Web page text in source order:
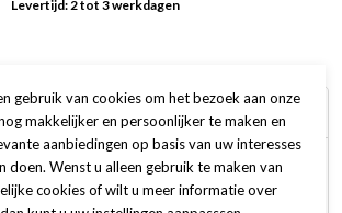
Levertijd: 2 tot 3 werkdagen
Specificaties
natuurlijke hondensnack van onderhuids
runderhuid. Glutenvrij.
gebruik van cookies om het bezoek aan onze
makkelijker en persoonlijker te maken en
aanbiedingen op basis van uw interesses
doen. Wenst u alleen gebruik te maken van
cookies of wilt u meer informatie over